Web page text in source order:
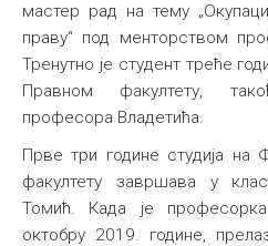
мастер рад на тему
праву“ под менторством
Тренутно је студент треће
Правном факултету,
професора Владетића.
Прве три године студија
факултету завршава у
Томић. Када је
октобру 2019. године,